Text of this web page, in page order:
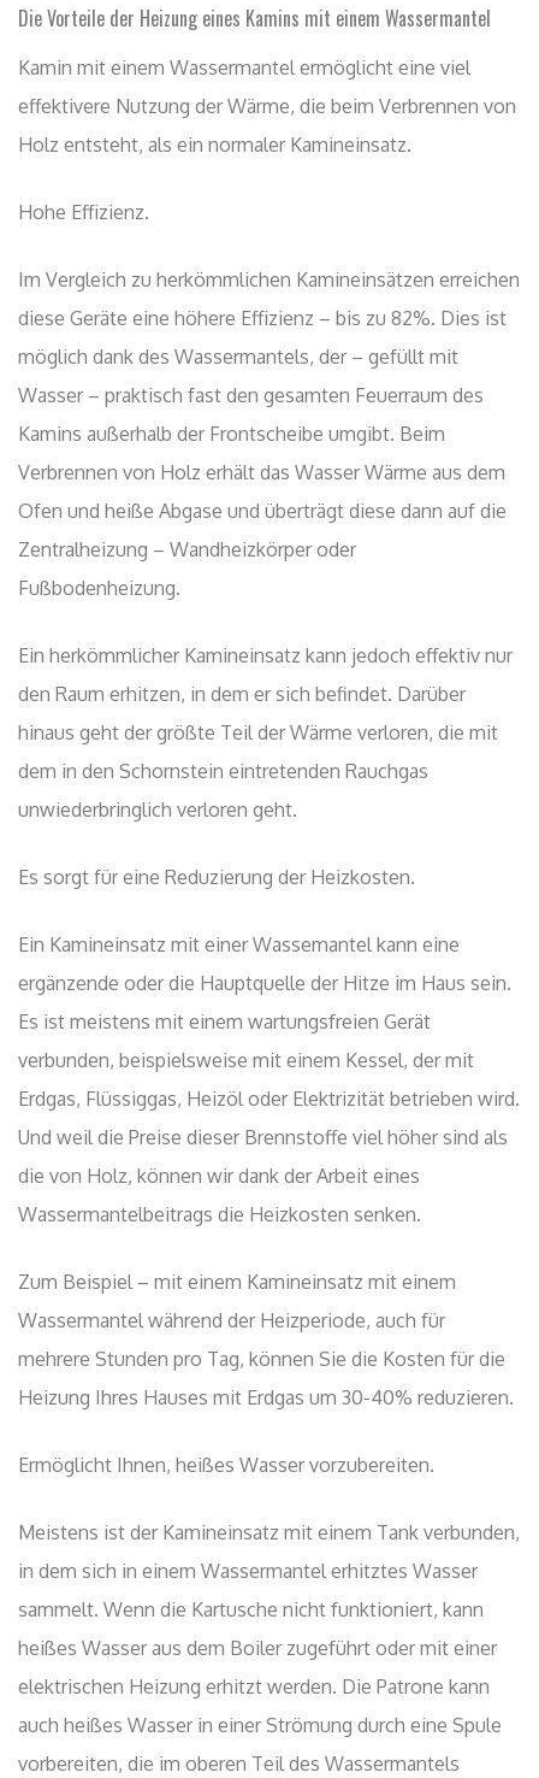
Die Vorteile der Heizung eines Kamins mit einem Wassermantel
Kamin mit einem Wassermantel ermöglicht eine viel
effektivere Nutzung der Wärme, die beim Verbrennen von
Holz entsteht, als ein normaler Kamineinsatz.
Hohe Effizienz.
Im Vergleich zu herkömmlichen Kamineinsätzen erreichen
diese Geräte eine höhere Effizienz – bis zu 82%. Dies ist
möglich dank des Wassermantels, der – gefüllt mit
Wasser – praktisch fast den gesamten Feuerraum des
Kamins außerhalb der Frontscheibe umgibt. Beim
Verbrennen von Holz erhält das Wasser Wärme aus dem
Ofen und heiße Abgase und überträgt diese dann auf die
Zentralheizung – Wandheizkörper oder
Fußbodenheizung.
Ein herkömmlicher Kamineinsatz kann jedoch effektiv nur
den Raum erhitzen, in dem er sich befindet. Darüber
hinaus geht der größte Teil der Wärme verloren, die mit
dem in den Schornstein eintretenden Rauchgas
unwiederbringlich verloren geht.
Es sorgt für eine Reduzierung der Heizkosten.
Ein Kamineinsatz mit einer Wassemantel kann eine
ergänzende oder die Hauptquelle der Hitze im Haus sein.
Es ist meistens mit einem wartungsfreien Gerät
verbunden, beispielsweise mit einem Kessel, der mit
Erdgas, Flüssiggas, Heizöl oder Elektrizität betrieben wird.
Und weil die Preise dieser Brennstoffe viel höher sind als
die von Holz, können wir dank der Arbeit eines
Wassermantelbeitrags die Heizkosten senken.
Zum Beispiel – mit einem Kamineinsatz mit einem
Wassermantel während der Heizperiode, auch für
mehrere Stunden pro Tag, können Sie die Kosten für die
Heizung Ihres Hauses mit Erdgas um 30-40% reduzieren.
Ermöglicht Ihnen, heißes Wasser vorzubereiten.
Meistens ist der Kamineinsatz mit einem Tank verbunden,
in dem sich in einem Wassermantel erhitztes Wasser
sammelt. Wenn die Kartusche nicht funktioniert, kann
heißes Wasser aus dem Boiler zugeführt oder mit einer
elektrischen Heizung erhitzt werden. Die Patrone kann
auch heißes Wasser in einer Strömung durch eine Spule
vorbereiten, die im oberen Teil des Wassermantels